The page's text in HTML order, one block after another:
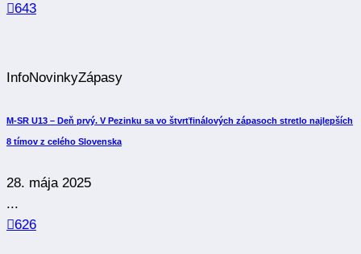
643
InfoNovinkyZápasy
M-SR U13 – Deň prvý. V Pezinku sa vo štvrťfinálových zápasoch stretlo najlepších
8 tímov z celého Slovenska
28. mája 2025
...
626